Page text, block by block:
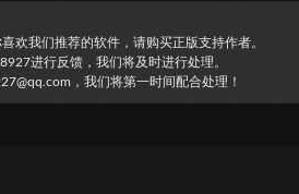
欢我们推荐的软件，请购买正版支持作者。
进行反馈，我们将及时进行处理。
，我们将第一时间配合处理！